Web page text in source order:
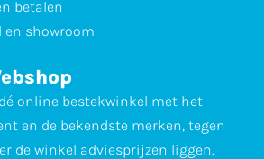
betalen
en showroom
online bestekwinkel met het
en de bekendste merken, tegen
de winkel adviesprijzen liggen.